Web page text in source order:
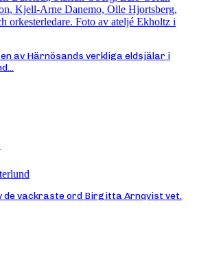
av Härnösands verkliga eldsjälar i
de vackraste ord Birgitta Arnqvist vet.